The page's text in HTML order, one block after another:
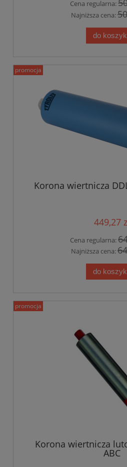
Cena regularna:
Najniższa cena:
do
Korona wiertnicza
449,27
Cena regularna:
Najniższa cena:
do
promocja
Korona wiertnicza
ABC
promocja